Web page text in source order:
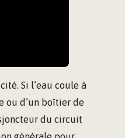
Si l’eau coule à
ou d’un boîtier de
du circuit